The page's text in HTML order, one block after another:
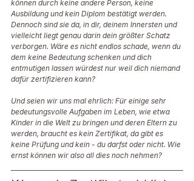
können durch keine andere Person, keine
Ausbildung und kein Diplom bestätigt werden.
Dennoch sind sie da, in dir, deinem Innersten und
vielleicht liegt genau darin dein größter Schatz
verborgen. Wäre es nicht endlos schade, wenn du
dem keine Bedeutung schenken und dich
entmutigen lassen würdest nur weil dich niemand
dafür zertifizieren kann?
Und seien wir uns mal ehrlich: Für einige sehr
bedeutungsvolle Aufgaben im Leben, wie etwa
Kinder in die Welt zu bringen und deren Eltern zu
werden, braucht es kein Zertifikat, da gibt es
keine Prüfung und kein - du darfst oder nicht. Wie
ernst können wir also all dies noch nehmen?